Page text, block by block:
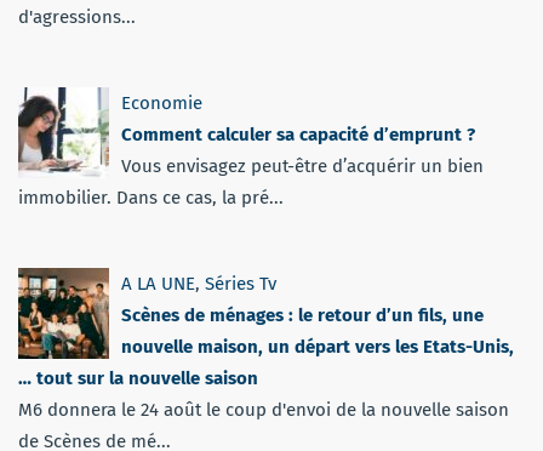
d'agressions...
Economie
Comment calculer sa capacité d’emprunt ?
Vous envisagez peut-être d’acquérir un bien
immobilier. Dans ce cas, la pré...
A LA UNE, Séries Tv
Scènes de ménages : le retour d’un fils, une
nouvelle maison, un départ vers les Etats-Unis,
… tout sur la nouvelle saison
M6 donnera le 24 août le coup d'envoi de la nouvelle saison
de Scènes de mé...